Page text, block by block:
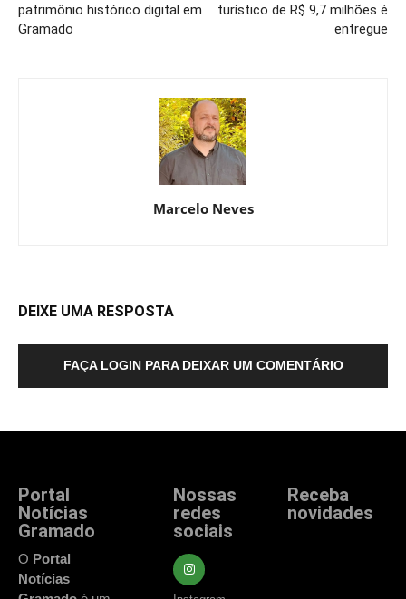
patrimônio histórico digital em
Gramado
turístico de R$ 9,7 milhões é
entregue
Marcelo Neves
DEIXE UMA RESPOSTA
FAÇA LOGIN PARA DEIXAR UM COMENTÁRIO
Portal
Notícias
Gramado
O Portal
Notícias
Nossas
redes
sociais
Receba
novidades